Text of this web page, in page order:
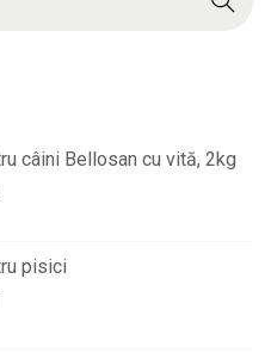
câini Bellosan cu vită, 2kg
pisici